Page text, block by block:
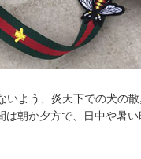
いよう、炎天下での犬の
は朝か夕方で、日中や暑